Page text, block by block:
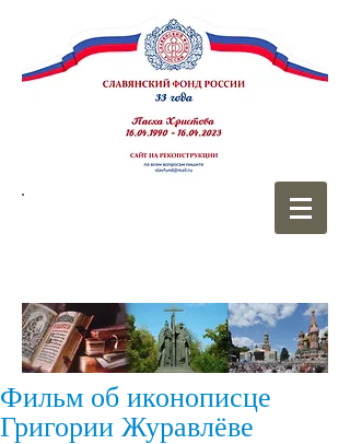
Фильм об иконописце
Григории Журавлёве